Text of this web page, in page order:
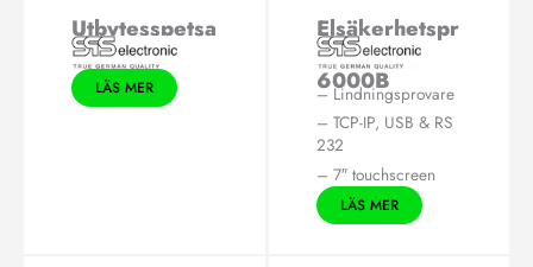
Utbytesspetsa
r i volfram
LÄS MER
Elsäkerhetspr
ovare ST
6000B
– Lindningsprovare
– TCP-IP, USB & RS
232
– 7″ touchscreen
LÄS MER